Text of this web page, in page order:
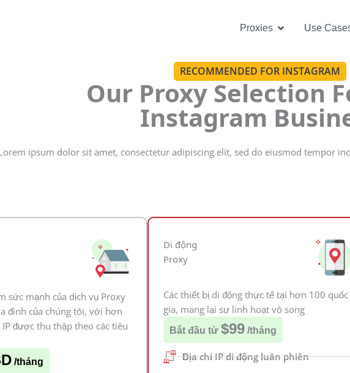
Proxies OpenUse
RECOMMENDED FOR INSTAGRAM
Our Proxy Selection
Instagram
ipsum dolor sit amet, consectetur adipiscing elit, sed do eiusmod tempor
sức mạnh của dịch vụ Proxy
đình của chúng tôi, với hơn
được thu thập theo các tiêu
/tháng
Di động
Proxy
Các thiết bị di động thực tế tại hơn 100 quốc
gia, mang lại sự linh hoạt vô song
Bắt đầu từ $99 /tháng
Địa chỉ IP di động luân phiên